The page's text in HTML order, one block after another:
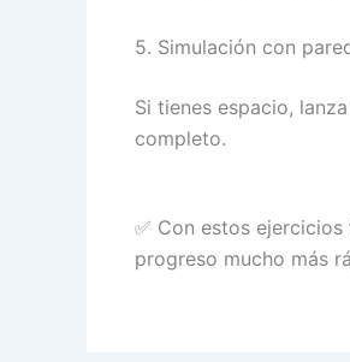
5. Simulación con
Si tienes espacio,
completo.
✅ Con estos
progreso mucho más